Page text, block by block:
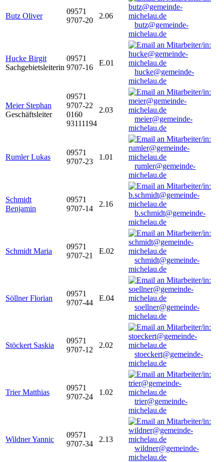
Butz Oliver
09571
9707-20
2.06
butz@gemeinde-
michelau.de
Hucke Birgit
Sachgebietsleiterin
09571
9707-16
E.01
hucke@gemeinde-
michelau.de
Meier Stephan
Geschäftsleiter
09571
9707-22
0160
93111194
2.03
meier@gemeinde-
michelau.de
Rumler Lukas
09571
9707-23
1.01
rumler@gemeinde-
michelau.de
Schmidt
Benjamin
09571
9707-14
2.16
b.schmidt@gemeinde-
michelau.de
Schmidt Maria
09571
9707-21
E.02
schmidt@gemeinde-
michelau.de
Söllner Florian
09571
9707-44
E.04
soellner@gemeinde-
michelau.de
Stöckert Saskia
09571
9707-12
2.02
stoeckert@gemeinde-
michelau.de
Trier Matthias
09571
9707-24
1.02
trier@gemeinde-
michelau.de
Wildner Yannic
09571
9707-34
2.13
wildner@gemeinde-
michelau.de